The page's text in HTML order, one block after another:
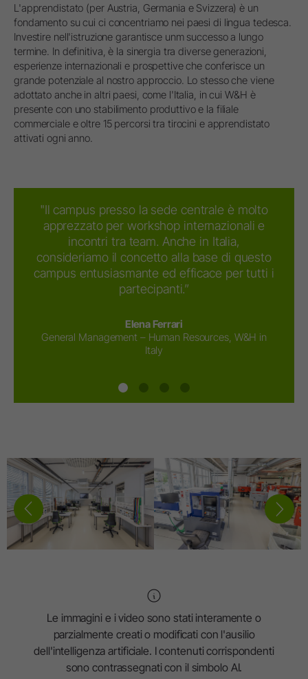
L'apprendistato (per Austria, Germania e Svizzera) è un
fondamento su cui ci concentriamo nei paesi di lingua tedesca.
Investire nell'istruzione garantisce unm successo a lungo
termine. In definitiva, è la sinergia tra diverse generazioni,
esperienze internazionali e prospettive che conferisce un
grande potenziale al nostro approccio. Lo stesso che viene
adottato anche in altri paesi, come l'Italia, in cui W&H è
presente con uno stabilimento produttivo e la filiale
commerciale e oltre 15 percorsi tra tirocini e apprendistato
attivati ogni anno.
"Il campus presso la sede centrale è molto
apprezzato per workshop internazionali e
incontri tra team. Anche in Italia,
consideriamo il concetto alla base di questo
campus entusiasmante ed efficace per tutti i
partecipanti.”
Elena Ferrari
General Management – Human Resources, W&H in
Italy
Le immagini e i video sono stati interamente o
parzialmente creati o modificati con l'ausilio
dell'intelligenza artificiale. I contenuti corrispondenti
sono contrassegnati con il simbolo AI.